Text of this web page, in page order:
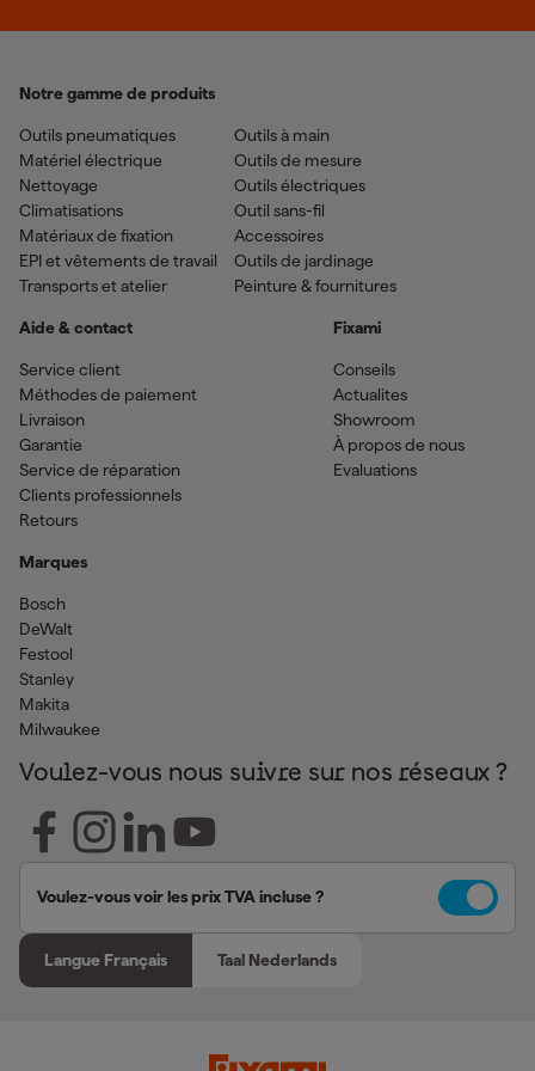
Notre gamme de produits
Outils pneumatiques
Matériel électrique
Nettoyage
Climatisations
Matériaux de fixation
EPI et vêtements de travail
Transports et atelier
Outils à main
Outils de mesure
Outils électriques
Outil sans-fil
Accessoires
Outils de jardinage
Peinture & fournitures
Aide & contact
Service client
Méthodes de paiement
Livraison
Garantie
Service de réparation
Clients professionnels
Retours
Marques
Bosch
DeWalt
Festool
Stanley
Makita
Milwaukee
Fixami
Conseils
Actualites
Showroom
À propos de nous
Evaluations
Voulez-vous nous suivre sur nos réseaux ?
Voulez-vous voir les prix TVA incluse ?
Langue Français Taal Nederlands